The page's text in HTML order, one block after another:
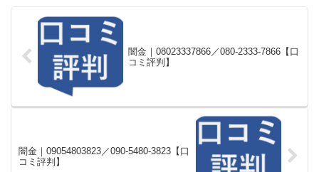
闇金｜08023337866／080-2333-7866【口
コミ評判】
闇金｜09054803823／090-5480-3823【口
コミ評判】